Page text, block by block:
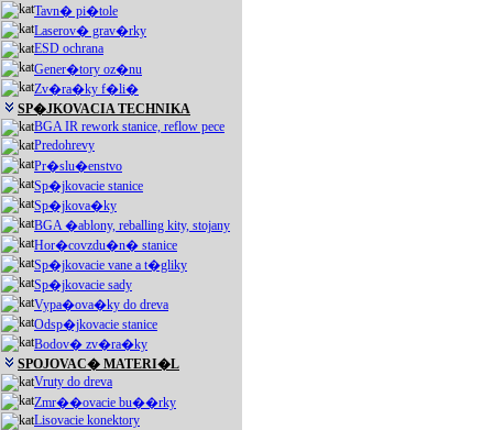
Tavn� pi�tole
Laserov� grav�rky
ESD ochrana
Gener�tory oz�nu
Zv�ra�ky f�li�
SP�JKOVACIA TECHNIKA
BGA IR rework stanice, reflow pece
Predohrevy
Pr�slu�enstvo
Sp�jkovacie stanice
Sp�jkova�ky
BGA �ablony, reballing kity, stojany
Hor�covzdu�n� stanice
Sp�jkovacie vane a t�gliky
Sp�jkovacie sady
Vypa�ova�ky do dreva
Odsp�jkovacie stanice
Bodov� zv�ra�ky
SPOJOVAC� MATERI�L
Vruty do dreva
Zmr��ovacie bu��rky
Lisovacie konektory